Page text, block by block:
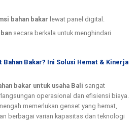
bahan bakar lewat panel digital.
secara berkala untuk menghindari
Bakar? Ini Solusi Hemat & Kinerja
bakar untuk usaha Bali sangat
operasional dan efisiensi biaya.
memerlukan genset yang hemat,
berbagai varian kapasitas dan teknologi